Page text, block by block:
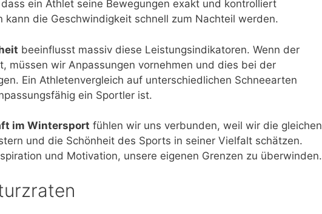
ein Athlet seine Bewegungen exakt und kontrolliert
kann die Geschwindigkeit schnell zum Nachteil werden.
beeinflusst massiv diese Leistungsindikatoren. Wenn der
müssen wir Anpassungen vornehmen und dies bei der
Ein Athletenvergleich auf unterschiedlichen Schneearten
ein Sportler ist.
im Wintersport fühlen wir uns verbunden, weil wir die gleichen
und die Schönheit des Sports in seiner Vielfalt schätzen.
und Motivation, unsere eigenen Grenzen zu überwinden.